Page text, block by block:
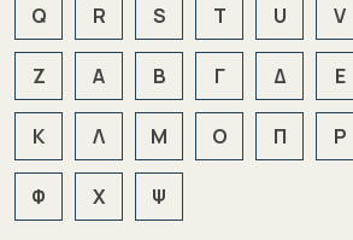
Q R S T U V
Z Α Β Γ Δ Ε
Κ Λ Μ Ο Π Ρ
Φ Χ Ψ